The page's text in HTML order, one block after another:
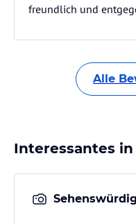
freundlich und
Alle
Interessantes in